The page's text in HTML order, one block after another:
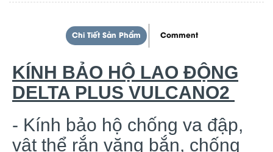
Chi Tiết Sản Phẩm Comment
KÍNH BẢO HỘ LAO ĐỘNG
DELTA PLUS VULCANO2
- Kính bảo hộ chống va đập,
vật thể rắn văng bắn, chống